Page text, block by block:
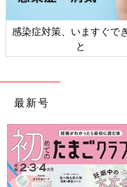
感染症対策、いますぐで
と
最新号